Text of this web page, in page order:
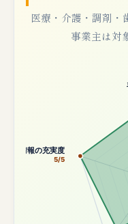
医療・介護・調剤
事業主は対
公開情報の充実度
5/5